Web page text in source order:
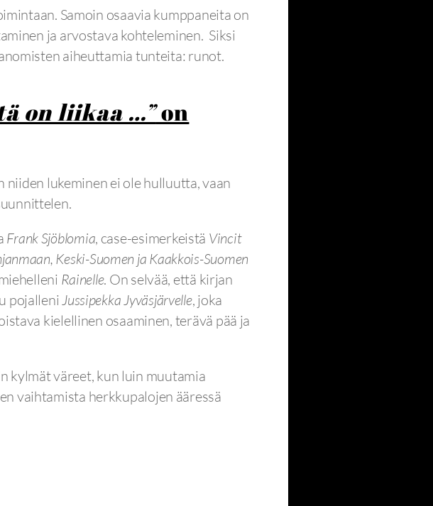
Samoin osaavia kumppaneita on
ja arvostava kohteleminen. Siksi
aiheuttamia tunteita: runot.
on liikaa …”on
niiden lukeminen ei ole hulluutta, vaan
Frank Sjöblomia, case-esimerkeistä Vincit
Keski-Suomen ja Kaakkois-Suomen
Rainelle. On selvää, että kirjan
pojalleni Jussipekka Jyväsjärvelle, joka
kielellinen osaaminen, terävä pää ja
kylmät väreet, kun luin muutamia
vaihtamista herkkupalojen ääressä